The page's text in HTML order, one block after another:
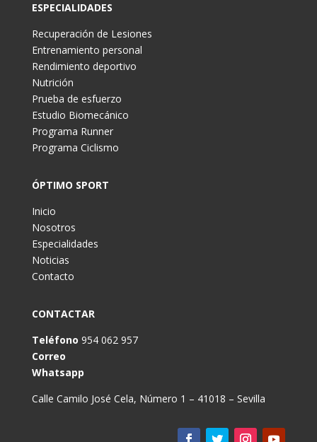
ESPECIALIDADES
Recuperación de Lesiones
Entrenamiento personal
Rendimiento deportivo
Nutrición
Prueba de esfuerzo
Estudio Biomecánico
Programa Runner
Programa Ciclismo
ÓPTIMO SPORT
Inicio
Nosotros
Especialidades
Noticias
Contacto
CONTACTAR
Teléfono 954 062 957
Correo
Whatsapp
Calle Camilo José Cela, Número 1 – 41018 – Sevilla